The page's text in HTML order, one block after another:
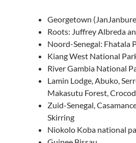
Georgetown
Roots: Juffrey Albreda
Noord-Senegal: Fhatala
Kiang West National
River Gambia National
Lamin Lodge, Abuko,
Makasutu Forest,
Zuid-Senegal,
Skirring
Niokolo Koba national